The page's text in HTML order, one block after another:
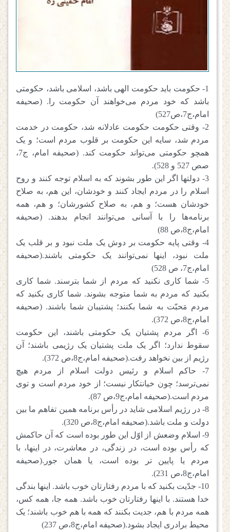
1- حکومت باید حکومت الهی باشد، اسلامی باشد، حکومتی
باشد که خود مردم می‌خواهند آن حکومت را. (صحیفه
امام،ج7،ص527)
2- وقتی حکومت حکومت عادلانه شد، حکومت در خدمت
مردم شد، سایه این حکومت بر قلوب مردم است؛ و یک
همچو حکومتی می‌تواند حکومت کند. (صحیفه امام، ج7،
صص 527 و 528).
3- دولتها اگر این طور بشوند که به اسلام توجه کنند و روح
اسلام را در مردم ایجاد کنند و خودشان، این هم، به صلاح
خودشان هست؛ و هم، به صلاح کشورشان؛ و هم، همه
برنامه‌ها را با آسانی می‌توانند انجام بدهند. (صحیفه
امام،ج8،ص 88)
4- وقتی پایه حکومت بر دوش یک ملت نبود و بر قلب یک
ملت نبود، اینها نمی‌توانند یک حکومتی باشند.(صحیفه
امام،ج7، ص 528)
5- شما کاری نکنید که مردم از شما بترسند. شما کاری
بکنید که مردم به شما متوجه بشوند. شما کاری بکنید که
مردم مَحبّت به شما بکنند؛ پشتیبان شما باشند. (صحیفه
امام،ج8،ص 372).
6- اگر مردم پشتیان یک حکومتی باشند، این حکومت
سقوط ندارد؛ اگر یک ملت پشتیان یک رژیمی باشند؛ آن
رژیم از بین نخواهد رفت.(صحیفه امام،ج8،ص 372).
7- حاکم اسلام و رئیس دولت اسلام از مردم هیچ
نمی‌ترسد؛ چون خیانتکار نیست؛ از خود مردم است و توی
مردم است.(صحیفه امام،ج9،ص 87).
8- در رژیم اسلامی شاید در رأس برنامه همین تفاهم ما بین
دولت و ملت باشد.(صحیفه امام،ج8،ص 320).
9- اسلام وضعش از اوّل این طور بوده است که آن حاکمش
که رأس بوده است، در زندگی، در معاشرت، در اینها، با
مردم یا پایین تر بوده است، یا همان جور.(صحیفه
امام،ج8،ص 231).
10- جدّیت بکنید که با مردم رفتارتان خوب باشد. اینها بندگی
خدا هستند. با اینها رفتارتان خوب باشد. همه جا، همه کس،
همه مردم با هم، جدیت بکنند که همه با هم خوب باشند؛ یک
محیط برادری ایجاد بشود.(صحیفه امام،ج8،ص 237)